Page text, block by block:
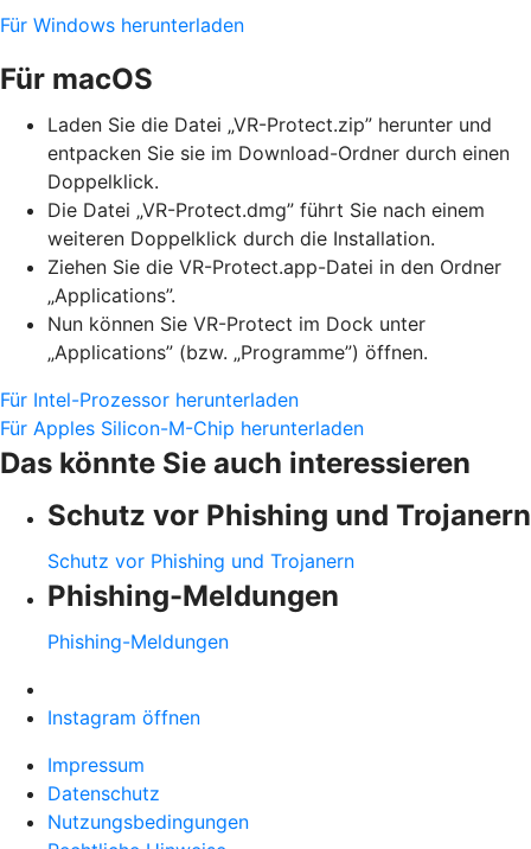
Für Windows herunterladen
Für macOS
Laden Sie die Datei „VR-Protect.zip” herunter und
entpacken Sie sie im Download-Ordner durch einen
Doppelklick.
Die Datei „VR-Protect.dmg” führt Sie nach einem
weiteren Doppelklick durch die Installation.
Ziehen Sie die VR-Protect.app-Datei in den Ordner
„Applications”.
Nun können Sie VR-Protect im Dock unter
„Applications” (bzw. „Programme”) öffnen.
Für Intel-Prozessor herunterladen
Für Apples Silicon-M-Chip herunterladen
Das könnte Sie auch interessieren
Schutz vor Phishing und Trojanern
Schutz vor Phishing und Trojanern
Phishing-Meldungen
Phishing-Meldungen
Instagram öffnen
Impressum
Datenschutz
Nutzungsbedingungen